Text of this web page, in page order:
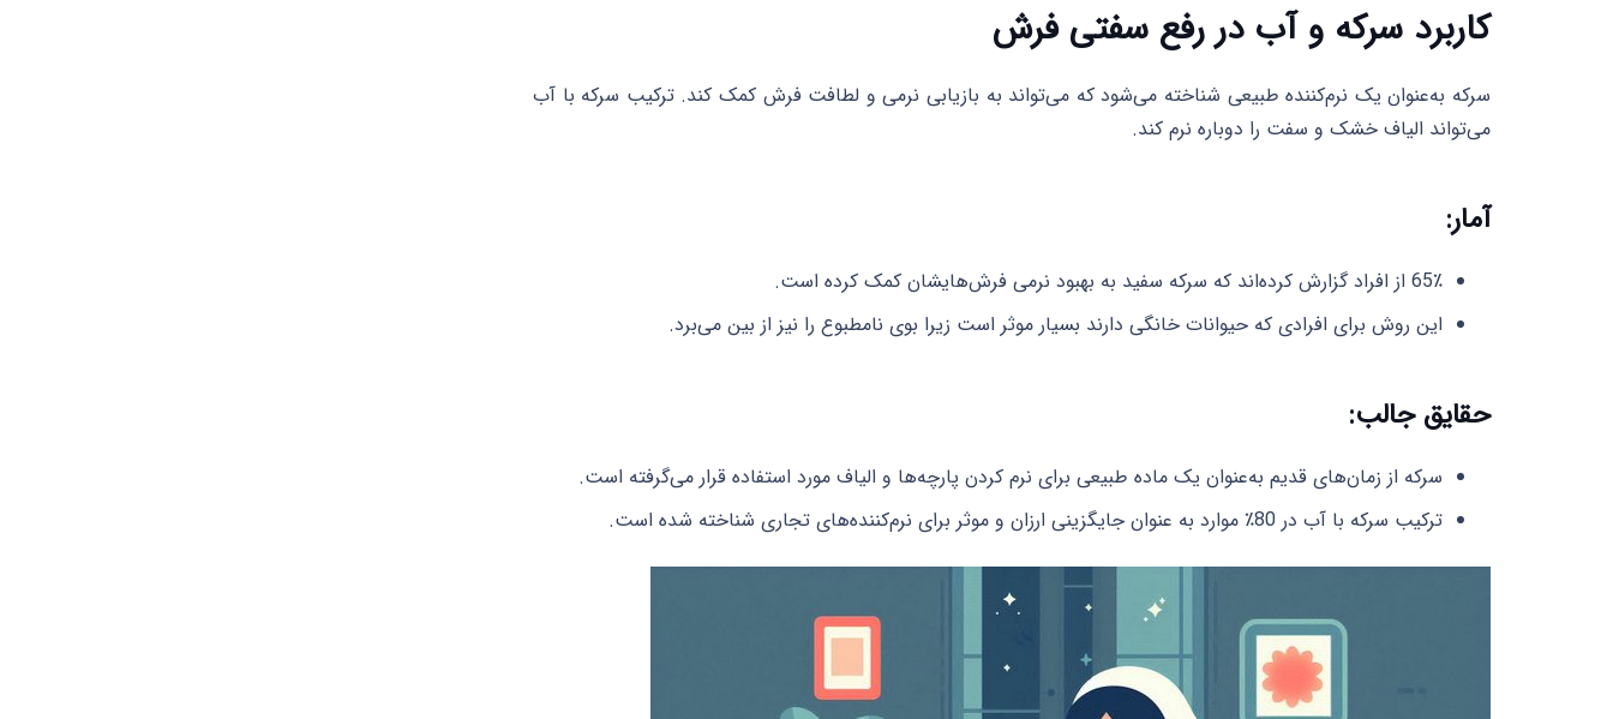
کاربرد سرکه و آب در رفع سفتی فرش
سرکه به‌عنوان یک نرم‌کننده طبیعی شناخته می‌شود که می‌تواند به بازیابی نرمی و لطافت فرش کمک کند. ترکیب سرکه با آب
می‌تواند الیاف خشک و سفت را دوباره نرم کند.
آمار:
65٪ از افراد گزارش کرده‌اند که سرکه سفید به بهبود نرمی فرش‌هایشان کمک کرده است.
این روش برای افرادی که حیوانات خانگی دارند بسیار موثر است زیرا بوی نامطبوع را نیز از بین می‌برد.
حقایق جالب:
سرکه از زمان‌های قدیم به‌عنوان یک ماده طبیعی برای نرم کردن پارچه‌ها و الیاف مورد استفاده قرار می‌گرفته است.
ترکیب سرکه با آب در 80٪ موارد به عنوان جایگزینی ارزان و موثر برای نرم‌کننده‌های تجاری شناخته شده است.